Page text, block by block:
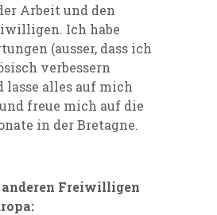
Arbeit und den
Ich habe
(ausser, dass ich
verbessern
lasse alles auf mich
freue mich auf die
in der Bretagne.
Freiwilligen